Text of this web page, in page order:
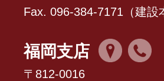
Fax. 096-384-7171（建設
福岡支店
〒812-0016